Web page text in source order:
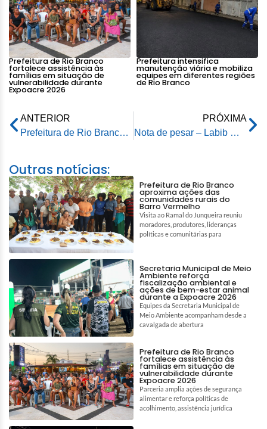
Prefeitura de Rio Branco
fortalece assistência às
famílias em situação de
vulnerabilidade durante
Expoacre 2026
Prefeitura intensifica
manutenção viária e mobiliza
equipes em diferentes regiões
de Rio Branco
ANTERIOR
Prefeitura de Rio Branco leva Saúde Rural ao Projeto Colibri e realiza mais de 3,5 mil procedimentos
PRÓXIMA
Nota de pesar – Labib Murad
Outras notícias:
Prefeitura de Rio Branco
aproxima ações das
comunidades rurais do
Barro Vermelho
Visita ao Ramal do Junqueira reuniu
moradores, produtores, lideranças
políticas e comunitárias para
Secretaria Municipal de Meio
Ambiente reforça
fiscalização ambiental e
ações de bem-estar animal
durante a Expoacre 2026
Equipes da Secretaria Municipal de
Meio Ambiente acompanham desde a
cavalgada de abertura
Prefeitura de Rio Branco
fortalece assistência às
famílias em situação de
vulnerabilidade durante
Expoacre 2026
Parceria amplia ações de segurança
alimentar e reforça políticas de
acolhimento, assistência jurídica